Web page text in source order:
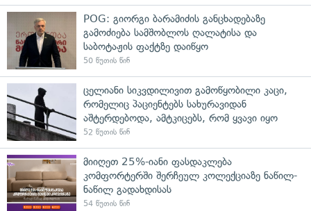
POG: გიორგი ბარამიძის განცხადებაზე
გამოძიება სამშობლოს ღალატისა და
საბოტაჟის ფაქტზე დაიწყო
50 წუთის წინ
ცელიანი სიკვდილივით გამოწყობილი კაცი,
რომელიც პაციენტებს სახურავიდან
აშტერდებოდა, ამტკიცებს, რომ ყვავი იყო
52 წუთის წინ
მიიღეთ 25%-იანი ფასდაკლება
კომფორტერში შერჩეულ კოლექციაზე ნაწილ-
ნაწილ გადახდისას
54 წუთის წინ